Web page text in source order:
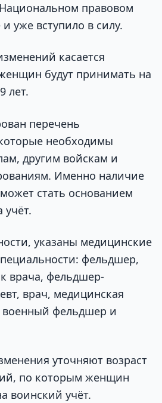
правовом
уже вступило в силу.
касается
будут принимать на
лет.
перечень
необходимы
другим войскам и
Именно наличие
стать основанием
учёт.
указаны медицинские
фельдшер,
врача, фельдшер-
врач, медицинская
военный фельдшер и
уточняют возраст
по которым женщин
воинский учёт.